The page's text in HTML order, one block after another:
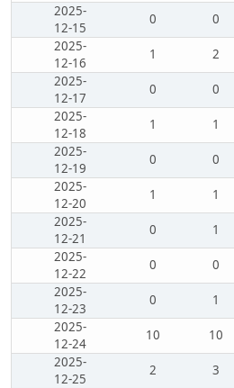
2025-
12-15
0 0
2025-
12-16
1 2
2025-
12-17
0 0
2025-
12-18
1 1
2025-
12-19
0 0
2025-
12-20
1 1
2025-
12-21
0 1
2025-
12-22
0 0
2025-
12-23
0 1
2025-
12-24
10 10
2025-
12-25
2 3